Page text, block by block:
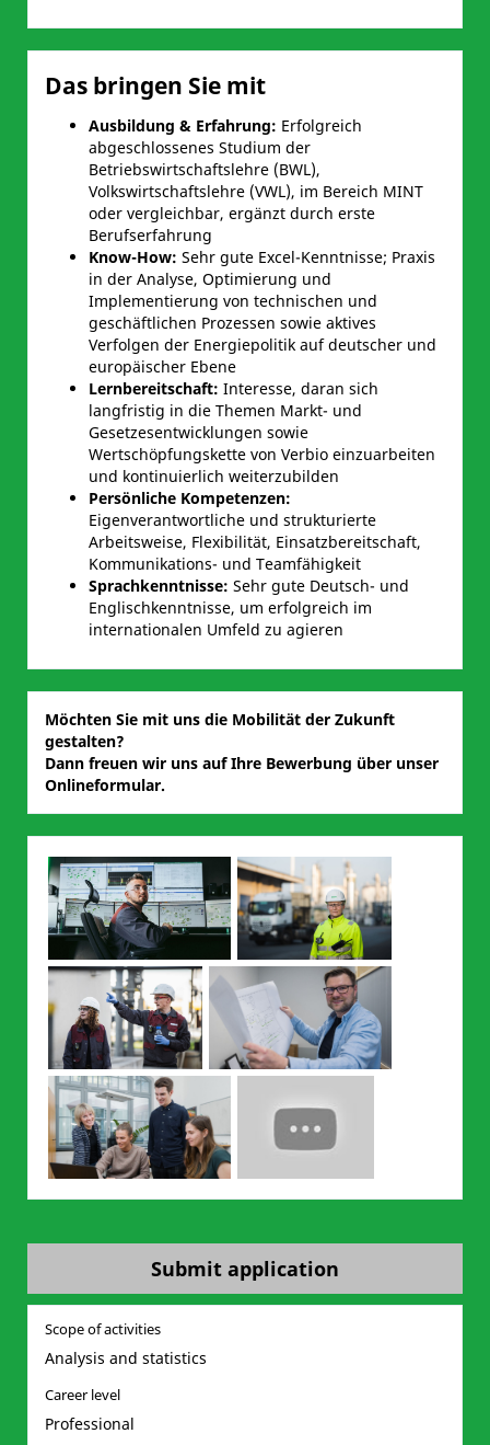
Das bringen Sie mit
Ausbildung & Erfahrung: Erfolgreich
abgeschlossenes Studium der
Betriebswirtschaftslehre (BWL),
Volkswirtschaftslehre (VWL), im Bereich MINT
oder vergleichbar, ergänzt durch erste
Berufserfahrung
Know-How: Sehr gute Excel-Kenntnisse; Praxis
in der Analyse, Optimierung und
Implementierung von technischen und
geschäftlichen Prozessen sowie aktives
Verfolgen der Energiepolitik auf deutscher und
europäischer Ebene
Lernbereitschaft: Interesse, daran sich
langfristig in die Themen Markt- und
Gesetzesentwicklungen sowie
Wertschöpfungskette von Verbio einzuarbeiten
und kontinuierlich weiterzubilden
Persönliche Kompetenzen:
Eigenverantwortliche und strukturierte
Arbeitsweise, Flexibilität, Einsatzbereitschaft,
Kommunikations- und Teamfähigkeit
Sprachkenntnisse: Sehr gute Deutsch- und
Englischkenntnisse, um erfolgreich im
internationalen Umfeld zu agieren
Möchten Sie mit uns die Mobilität der Zukunft
gestalten?
Dann freuen wir uns auf Ihre Bewerbung über unser
Onlineformular.
Submit application
Scope of activities
Analysis and statistics
Career level
Professional